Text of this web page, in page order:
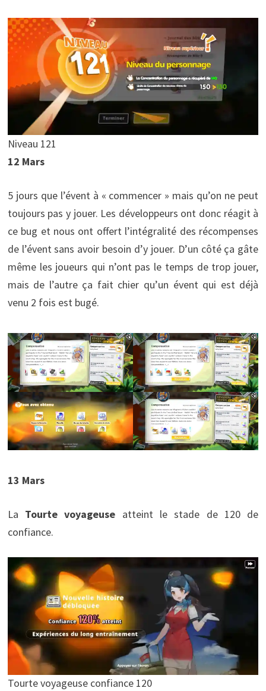
Niveau 121
12 Mars
5 jours que l’évent à « commencer » mais qu’on ne peut
toujours pas y jouer. Les développeurs ont donc réagit à
ce bug et nous ont offert l’intégralité des récompenses
de l’évent sans avoir besoin d’y jouer. D’un côté ça gâte
même les joueurs qui n’ont pas le temps de trop jouer,
mais de l’autre ça fait chier qu’un évent qui est déjà
venu 2 fois est bugé.
13 Mars
La Tourte voyageuse atteint le stade de 120 de
confiance.
Tourte voyageuse confiance 120